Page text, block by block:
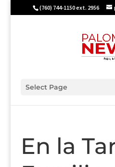
(760) 744-1150 ext. 2956
Select Page
En la